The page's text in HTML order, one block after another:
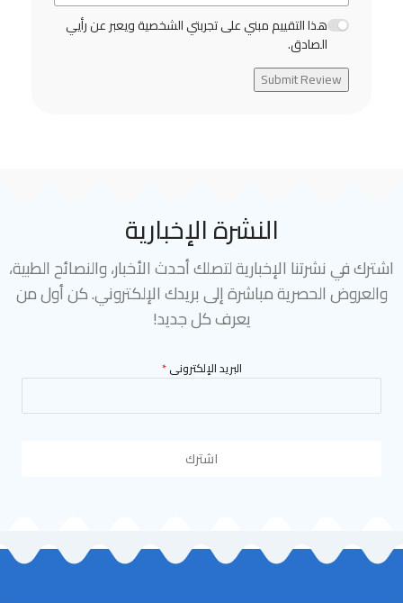
هذا التقييم مبني على تجربتي الشخصية ويعبر عن رأيي
الصادق.
Submit Review
النشرة الإخبارية
اشترك في نشرتنا الإخبارية لتصلك أحدث الأخبار، والنصائح الطبية،
والعروض الحصرية مباشرة إلى بريدك الإلكتروني. كن أول من
يعرف كل جديد!
البريد الإلكترونى*
اشترك